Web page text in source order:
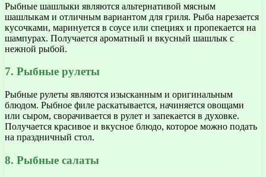
Рыбные шашлыки являются альтернативой мясным
шашлыкам и отличным вариантом для гриля. Рыба нарезается
кусочками, маринуется в соусе или специях и пропекается на
шампурах. Получается ароматный и вкусный шашлык с
нежной рыбой.
7. Рыбные рулеты
Рыбные рулеты являются изысканным и оригинальным
блюдом. Рыбное филе раскатывается, начиняется овощами
или сыром, сворачивается в рулет и запекается в духовке.
Получается красивое и вкусное блюдо, которое можно подать
на праздничный стол.
8. Рыбные салаты